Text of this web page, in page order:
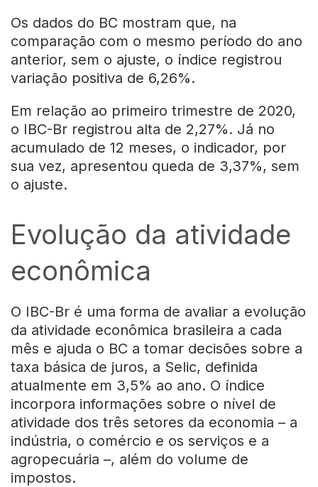
Os dados do BC mostram que, na
comparação com o mesmo período do ano
anterior, sem o ajuste, o índice registrou
variação positiva de 6,26%.
Em relação ao primeiro trimestre de 2020,
o IBC-Br registrou alta de 2,27%. Já no
acumulado de 12 meses, o indicador, por
sua vez, apresentou queda de 3,37%, sem
o ajuste.
Evolução da atividade
econômica
O IBC-Br é uma forma de avaliar a evolução
da atividade econômica brasileira a cada
mês e ajuda o BC a tomar decisões sobre a
taxa básica de juros, a Selic, definida
atualmente em 3,5% ao ano. O índice
incorpora informações sobre o nível de
atividade dos três setores da economia – a
indústria, o comércio e os serviços e a
agropecuária –, além do volume de
impostos.